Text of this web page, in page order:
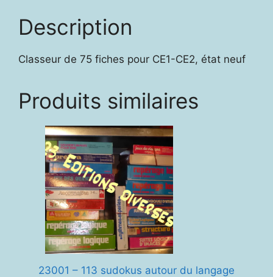
Description
Classeur de 75 fiches pour CE1-CE2, état neuf
Produits similaires
23001 – 113 sudokus autour du langage